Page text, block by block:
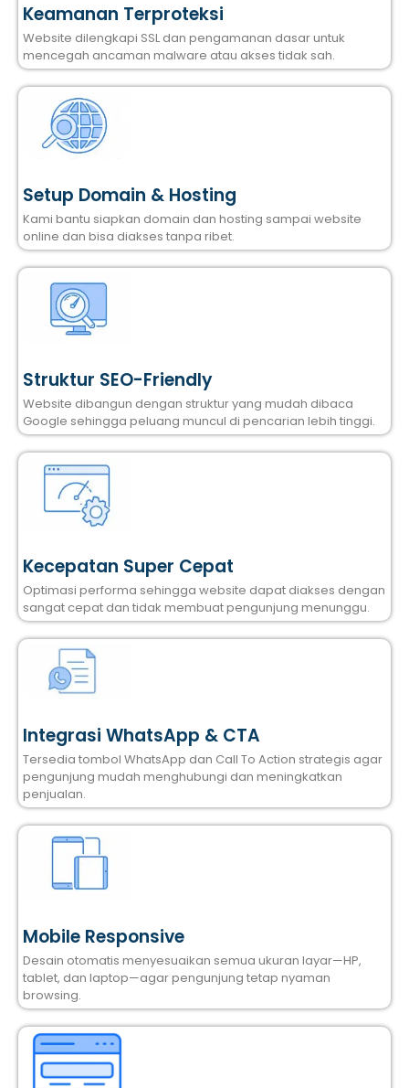
Keamanan Terproteksi
Website dilengkapi SSL dan pengamanan dasar untuk
mencegah ancaman malware atau akses tidak sah.
Setup Domain & Hosting
Kami bantu siapkan domain dan hosting sampai website
online dan bisa diakses tanpa ribet.
Struktur SEO-Friendly
Website dibangun dengan struktur yang mudah dibaca
Google sehingga peluang muncul di pencarian lebih tinggi.
Kecepatan Super Cepat
Optimasi performa sehingga website dapat diakses dengan
sangat cepat dan tidak membuat pengunjung menunggu.
Integrasi WhatsApp & CTA
Tersedia tombol WhatsApp dan Call To Action strategis agar
pengunjung mudah menghubungi dan meningkatkan
penjualan.
Mobile Responsive
Desain otomatis menyesuaikan semua ukuran layar—HP,
tablet, dan laptop—agar pengunjung tetap nyaman
browsing.